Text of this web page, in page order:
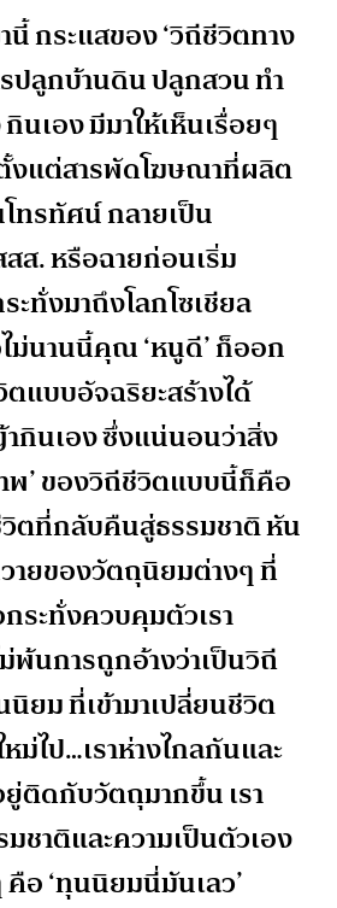
กระแสของ ‘วิถีชีวิตทาง
รปลูกบ้านดิน ปลูกสวน ทำ
นเอง มีมาให้เห็นเรื่อยๆ
งแต่สารพัดโฆษณาที่ผลิต
ทรทัศน์ กลายเป็น
ส. หรือฉายก่อนเริ่ม
ทั่งมาถึงโลกโซเชียล
ม่นานนี้คุณ ‘หนูดี’ ก็ออก
แบบอัจฉริยะสร้างได้
นเอง ซึ่งแน่นอนว่าสิ่ง
พ’ ของวิถีชีวิตแบบนี้ก็คือ
ตที่กลับคืนสู่ธรรมชาติ หัน
ายของวัตถุนิยมต่างๆ ที่
ระทั่งควบคุมตัวเรา
พ้นการถูกอ้างว่าเป็นวิถี
ยม ที่เข้ามาเปลี่ยนชีวิต
ม่ไป…เราห่างไกลกันและ
ติดกับวัตถุมากขึ้น เรา
ชาติและความเป็นตัวเอง
อ ‘ทุนนิยมนี่มันเลว’